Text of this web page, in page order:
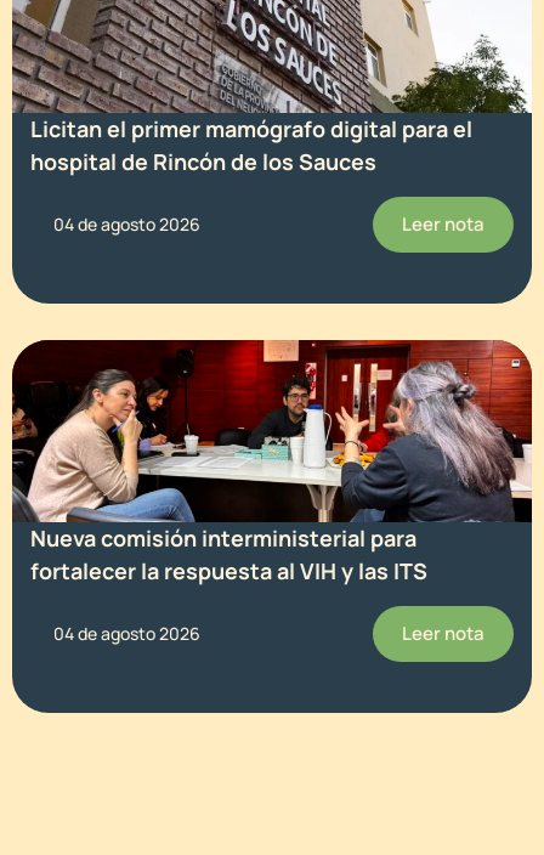
Licitan el primer mamógrafo digital para el
hospital de Rincón de los Sauces
04 de agosto 2026 Leer nota
Nueva comisión interministerial para
fortalecer la respuesta al VIH y las ITS
04 de agosto 2026 Leer nota